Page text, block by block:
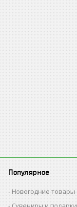
Популярное
Новогодние товары